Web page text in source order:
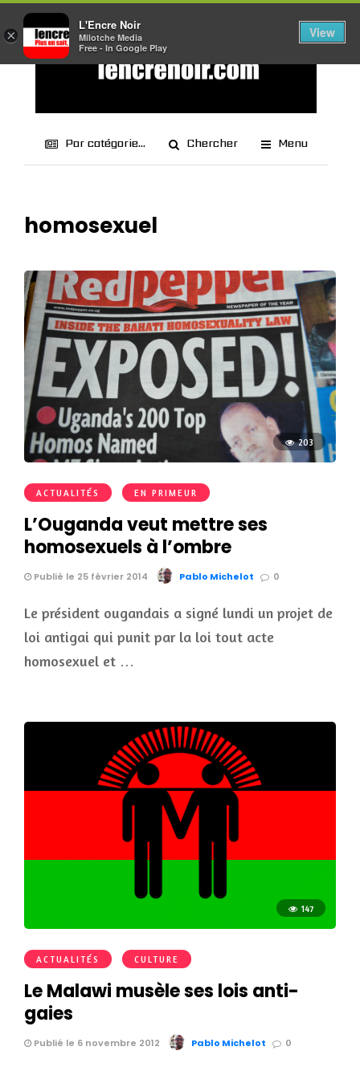
Par catégorie... Chercher Menu
homosexuel
203
ACTUALITÉS EN PRIMEUR
L’Ouganda veut mettre ses
homosexuels à l’ombre
Publié le 25 février 2014 Pablo Michelot 0
Le président ougandais a signé lundi un projet de
loi antigai qui punit par la loi tout acte
homosexuel et …
147
ACTUALITÉS CULTURE
Le Malawi musèle ses lois anti-
gaies
Publié le 6 novembre 2012 Pablo Michelot 0
×
L'Encre Noir
Milotche Media
Free - In Google Play
View